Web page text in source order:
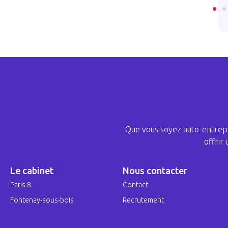
Que vous soyez auto-
offrir
Le cabinet
Paris 8
Fontenay-sous-bois
Nous contacter
Contact
Recrutement